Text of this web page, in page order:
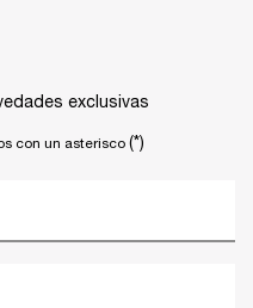
exclusivas
con un asterisco (*)